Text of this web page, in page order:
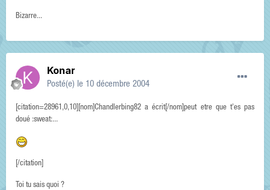
Bizarre...
Konar
Posté(e) le 10 décembre 2004
[citation=28961,0,10][nom]Chandlerbing82 a écrit[/nom]peut etre que t'es pas
doué :sweat:...
[/citation]
Toi tu sais quoi ?